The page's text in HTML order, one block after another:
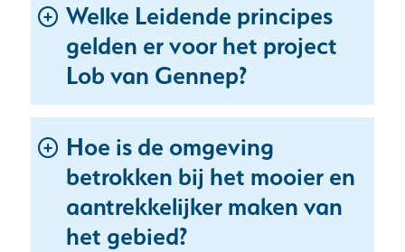
Welke Leidende principes
gelden er voor het project
Lob van Gennep?
Hoe is de omgeving
betrokken bij het mooier en
aantrekkelijker maken van
het gebied?Uitklappen